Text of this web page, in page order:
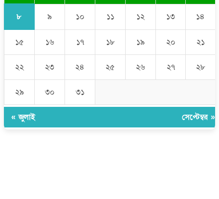
৮ ৯ ১০ ১১ ১২ ১৩ ১৪
১৫ ১৬ ১৭ ১৮ ১৯ ২০ ২১
২২ ২৩ ২৪ ২৫ ২৬ ২৭ ২৮
২৯ ৩০ ৩১
« জুলাই সেপ্টেম্বর »